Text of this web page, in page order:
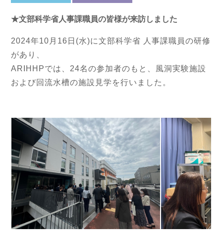
★文部科学省人事課職員の皆様が来訪しました
2024年10月16日(水)に文部科学省 人事課職員の研修
があり、
ARIHHPでは、24名の参加者のもと、風洞実験施設
および回流水槽の施設見学を行いました。